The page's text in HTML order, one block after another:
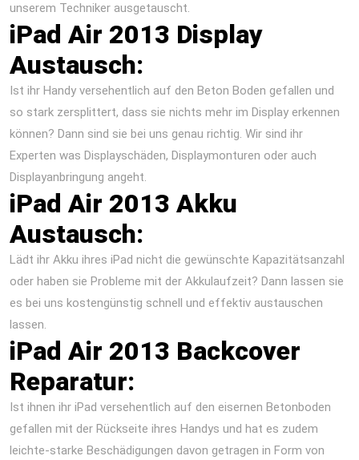
unserem Techniker ausgetauscht.
iPad Air 2013 Display
Austausch:
Ist ihr Handy versehentlich auf den Beton Boden gefallen und
so stark zersplittert, dass sie nichts mehr im Display erkennen
können? Dann sind sie bei uns genau richtig. Wir sind ihr
Experten was Displayschäden, Displaymonturen oder auch
Displayanbringung angeht.
iPad Air 2013 Akku
Austausch:
Lädt ihr Akku ihres iPad nicht die gewünschte Kapazitätsanzahl
oder haben sie Probleme mit der Akkulaufzeit? Dann lassen sie
es bei uns kostengünstig schnell und effektiv austauschen
lassen.
iPad Air 2013 Backcover
Reparatur:
Ist ihnen ihr iPad versehentlich auf den eisernen Betonboden
gefallen mit der Rückseite ihres Handys und hat es zudem
leichte-starke Beschädigungen davon getragen in Form von